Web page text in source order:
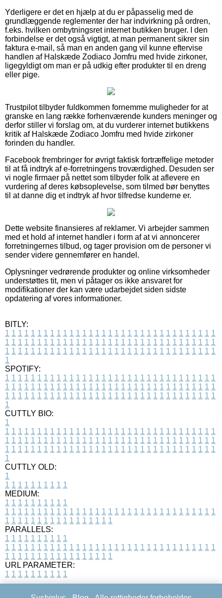
Yderligere er det en hjælp at du er påpasselig med de
grundlæggende reglementer der har indvirkning på ordren,
f.eks. hvilken ombytningsret internet butikken bruger. I den
forbindelse er det også vigtigt, at man permanent sikrer sin
faktura e-mail, så man en anden gang vil kunne eftervise
handlen af Halskæde Zodiaco Jomfru med hvide zirkoner,
ligegyldigt om man er på udkig efter produkter til en dreng
eller pige.
Trustpilot tilbyder fuldkommen fornemme muligheder for at
granske en lang række forhenværende kunders meninger og
derfor stiller vi forslag om, at du vurderer internet butikkens
kritik af Halskæde Zodiaco Jomfru med hvide zirkoner
forinden du handler.
Facebook frembringer for øvrigt faktisk fortræffelige metoder
til at få indtryk af e-forretningens troværdighed. Desuden ser
vi nogle firmaer på nettet som tilbyder folk at aflevere en
vurdering af deres købsoplevelse, som tilmed bør benyttes
til at danne dig et indtryk af hvor tilfredse kunderne er.
Dette website finansieres af reklamer. Vi arbejder sammen
med et hold af internet handler i form af at vi annoncerer
forretningernes tilbud, og tager provision om de personer vi
sender videre gennemfører en handel.
Oplysninger vedrørende produkter og online virksomheder
understøttes tit, men vi påtager os ikke ansvaret for
modifikationer der kan være udarbejdet siden sidste
opdatering af vores informationer.
BITLY:
1 1 1 1 1 1 1 1 1 1 1 1 1 1 1 1 1 1 1 1 1 1 1 1 1 1 1 1 1 1 1 1 1
1 1 1 1 1 1 1 1 1 1 1 1 1 1 1 1 1 1 1 1 1 1 1 1 1 1 1 1 1 1 1 1 1
1 1 1 1 1 1 1 1 1 1 1 1 1 1 1 1 1 1 1 1 1 1 1 1 1 1 1 1 1 1 1 1 1
1
SPOTIFY:
1 1 1 1 1 1 1 1 1 1 1 1 1 1 1 1 1 1 1 1 1 1 1 1 1 1 1 1 1 1 1 1 1
1 1 1 1 1 1 1 1 1 1 1 1 1 1 1 1 1 1 1 1 1 1 1 1 1 1 1 1 1 1 1 1 1
1 1 1 1 1 1 1 1 1 1 1 1 1 1 1 1 1 1 1 1 1 1 1 1 1 1 1 1 1 1 1 1 1
1
CUTTLY BIO:
1
1 1 1 1 1 1 1 1 1 1 1 1 1 1 1 1 1 1 1 1 1 1 1 1 1 1 1 1 1 1 1 1 1
1 1 1 1 1 1 1 1 1 1 1 1 1 1 1 1 1 1 1 1 1 1 1 1 1 1 1 1 1 1 1 1 1
1 1 1 1 1 1 1 1 1 1 1 1 1 1 1 1 1 1 1 1 1 1 1 1 1 1 1 1 1 1 1 1 1
1
CUTTLY OLD:
1
1 1 1 1 1 1 1 1 1 1
MEDIUM:
1 1 1 1 1 1 1 1 1 1
1 1 1 1 1 1 1 1 1 1 1 1 1 1 1 1 1 1 1 1 1 1 1 1 1 1 1 1 1 1 1 1 1
1 1 1 1 1 1 1 1 1 1 1 1 1 1 1 1 1
PARALLELS:
1 1 1 1 1 1 1 1 1 1
1 1 1 1 1 1 1 1 1 1 1 1 1 1 1 1 1 1 1 1 1 1 1 1 1 1 1 1 1 1 1 1 1
1 1 1 1 1 1 1 1 1 1 1 1 1 1 1 1 1
URL PARAMETER:
1 1 1 1 1 1 1 1 1 1